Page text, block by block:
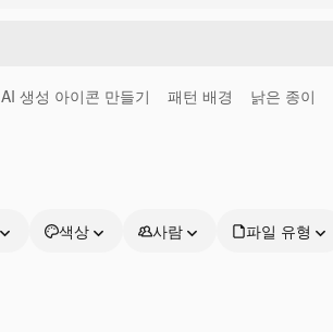
AI 생성 아이콘 만들기 패턴 배경 낡은 종이
색상 사람 파일 유형